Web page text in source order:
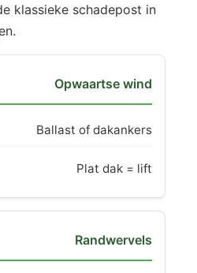
klassieke schadepost in
Opwaartse wind
Ballast of dakankers
Plat dak = lift
Randwervels